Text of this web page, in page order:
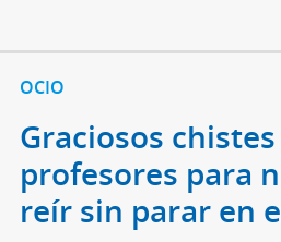
OCIO
Graciosos
profesores para
reír sin parar en